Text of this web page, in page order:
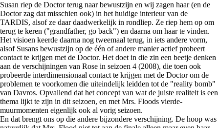
Susan riep de Doctor terug naar bewustzijn en wij zagen haar (en de
Doctor zag dat misschien ook) in het huidige interieur van de
TARDIS, alsof ze daar daadwerkelijk in rondliep. Ze riep hem op om
terug te keren ("grandfather, go back") en daarna om haar te vinden.
Het visioen keerde daarna nog tweemaal terug, in iets andere vorm,
alsof Susans bewustzijn op de één of andere manier actief probeert
contact te krijgen met de Doctor. Het doet in die zin een beetje denken
aan de verschijningen van Rose in seizoen 4 (2008), die toen ook
probeerde interdimensionaal contact te krijgen met de Doctor om de
problemen te voorkomen die uiteindelijk leidden tot de "reality bomb"
van Davros. Opvallend dat het concept van wat de juiste realiteit is een
thema lijkt te zijn in dit seizoen, en met Mrs. Floods vierde-
muurmomenten eigenlijk ook al vorig seizoen.
En dat brengt ons op die andere bijzondere verschijning. De hoop was